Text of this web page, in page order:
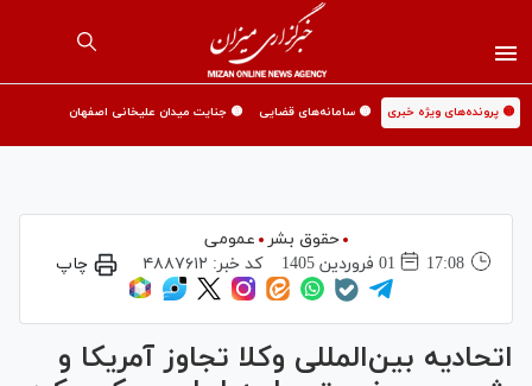
🟡 پرونده‌های ویژه خبری 🟡 سامانه‌های قضایی 🟡 جنایت میدان علیخانی اصفهان
حقوق بشر
عمومی
17:08
01 فروردين 1405 کد خبر: ۴۸۸۷۶۱۲ چاپ
اتحادیه بین‌المللی وکلا تجاوز آمریکا و